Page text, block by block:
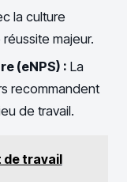
la culture
majeur.
(eNPS) : La
recommandent
de travail.
de travail